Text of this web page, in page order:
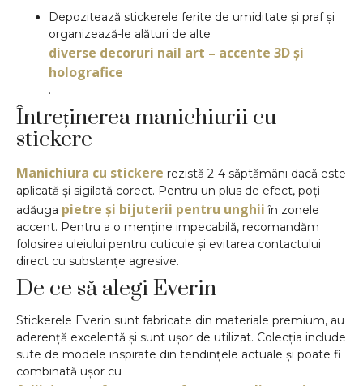
Depozitează stickerele ferite de umiditate și praf și
organizează-le alături de alte
diverse decoruri nail art – accente 3D și
holografice
.
Întreținerea manichiurii cu
stickere
Manichiura cu stickere rezistă 2-4 săptămâni dacă este
aplicată și sigilată corect. Pentru un plus de efect, poți
adăuga pietre și bijuterii pentru unghii în zonele
accent. Pentru a o menține impecabilă, recomandăm
folosirea uleiului pentru cuticule și evitarea contactului
direct cu substanțe agresive.
De ce să alegi Everin
Stickerele Everin sunt fabricate din materiale premium, au
aderență excelentă și sunt ușor de utilizat. Colecția include
sute de modele inspirate din tendințele actuale și poate fi
combinată ușor cu